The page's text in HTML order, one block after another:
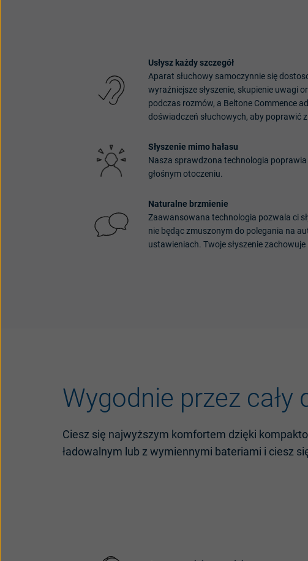
Usłysz każdyszczegół
Aparat słuchowy samoczynnie się
wyraźniejsze słyszenie, skupienie uwagi
podczas rozmów, a Beltone Commence
doświadczeń słuchowych, aby poprawić
Słyszenie mimo hałasu
Nasza sprawdzona technologia poprawia
głośnymotoczeniu.
Naturalne brzmienie
Zaawansowana technologia pozwala ci
nie będączmuszonymdo polegania na
ustawieniach. Twoje słyszeniezachowuje
Wygodnie przez cały
Ciesz się najwyższym komfortem dzięki
ładowalnym lub z wymiennymi bateriami i ciesz